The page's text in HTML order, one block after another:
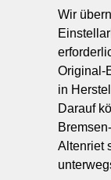
Wir
Original-
in
Darauf
Altenriet